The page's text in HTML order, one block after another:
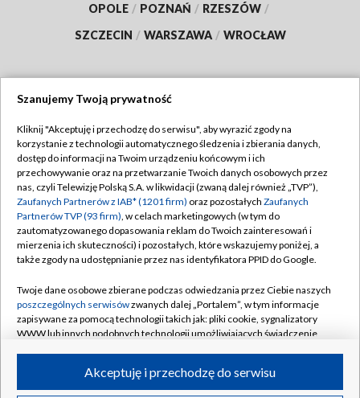
OPOLE / POZNAŃ / RZESZÓW /
SZCZECIN / WARSZAWA / WROCŁAW
TVP
Abonament TVP
Emisja w TVP
Centrum informacji TVP
Naziemna Telewizja Cyfrowa
Rada Programowa
System NOS
Informacje o nadawcy
Program dla prasy
Regulamin TVP
Polityka prywatności
Moje zgody
Pomoc
Kontakt
Kanały
Szanujemy Twoją prywatność
Kliknij "Akceptuję i przechodzę do serwisu", aby wyrazić zgody na
korzystanie z technologii automatycznego śledzenia i zbierania danych,
dostęp do informacji na Twoim urządzeniu końcowym i ich
przechowywanie oraz na przetwarzanie Twoich danych osobowych przez
nas, czyli Telewizję Polską S.A. w likwidacji (zwaną dalej również „TVP”),
Zaufanych Partnerów z IAB* (1201 firm) oraz pozostałych Zaufanych
Partnerów TVP (93 firm), w celach marketingowych (w tym do
zautomatyzowanego dopasowania reklam do Twoich zainteresowań i
mierzenia ich skuteczności) i pozostałych, które wskazujemy poniżej, a
także zgody na udostępnianie przez nas identyfikatora PPID do Google.
Twoje dane osobowe zbierane podczas odwiedzania przez Ciebie naszych
poszczególnych serwisówzwanych dalej „Portalem”, w tym informacje
zapisywane za pomocą technologii takich jak: pliki cookie, sygnalizatory
WWW lub innych podobnych technologii umożliwiających świadczenie
ruchu w Internecie.Akceptuję i przechodzę do serwisu